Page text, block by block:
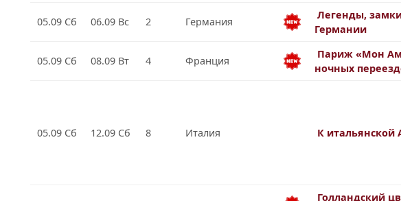
05.09 Сб 06.09 Вс 2 Германия
Легенды,
Германии
05.09 Сб 08.09 Вт 4 Франция
Париж «Мон
ночных
05.09 Сб 12.09 Сб 8 Италия К итальянской
Голландский